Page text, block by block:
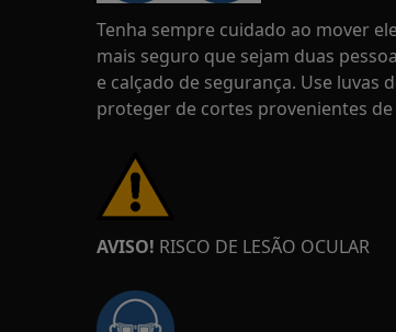
Tenha sempre cuidado ao mover
mais seguro que sejam duas
e calçado de segurança. Use
proteger de cortes provenientes de
AVISO! RISCO DE LESÃO OCULAR